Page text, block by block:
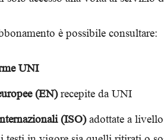
è possibile consultare:
UNI
(EN)recepite da UNI
(ISO)adottate a